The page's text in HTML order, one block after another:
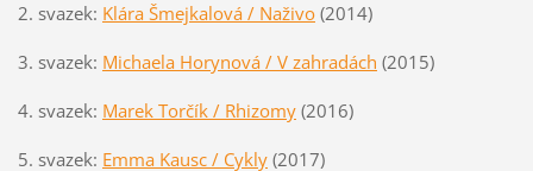
2. svazek: Klára Šmejkalová / Naživo(2014)
3. svazek: Michaela Horynová / V zahradách (2015)
4. svazek: Marek Torčík / Rhizomy(2016)
5. svazek: Emma Kausc / Cykly(2017)